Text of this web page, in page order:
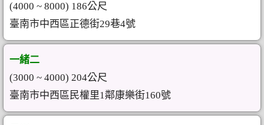
(4000 ~ 8000) 186公尺
臺南市中西區正德街29巷4號
一緒二
(3000 ~ 4000) 204公尺
臺南市中西區民權里1鄰康樂街160號